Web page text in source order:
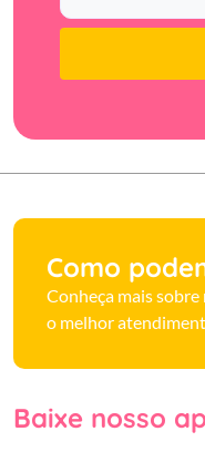
Como
Conheça mais
o melhor
Baixe nosso